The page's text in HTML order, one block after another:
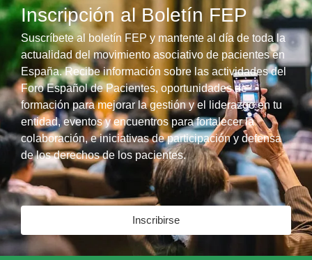
Inscripción al Boletín FEP
Suscríbete al boletín FEP y mantente al día de toda la
actualidad del movimiento asociativo de pacientes en
España. Recibe información sobre las actividades del
Foro Español de Pacientes, oportunidades de
formación para mejorar la gestión y el liderazgo en tu
entidad, eventos y encuentros para fortalecer la
colaboración, e iniciativas de participación y defensa
de los derechos de los pacientes.
Inscribirse